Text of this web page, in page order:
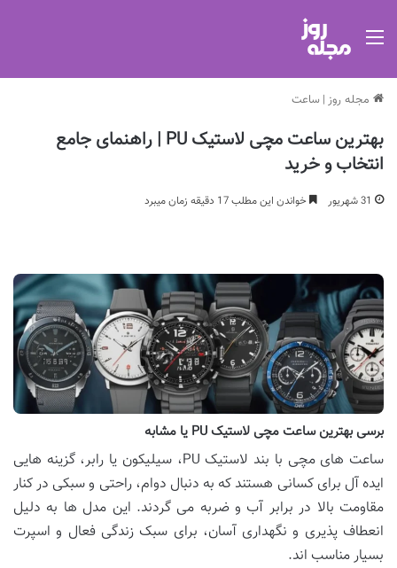
مجله روز | ساعت
بهترین ساعت مچی لاستیک PU | راهنمای جامع
انتخاب و خرید
31 شهریور خواندن این مطلب 17 دقیقه زمان میبرد
برسی بهترین ساعت مچی لاستیک PU یا مشابه
ساعت های مچی با بند لاستیک PU، سیلیکون یا رابر، گزینه هایی
ایده آل برای کسانی هستند که به دنبال دوام، راحتی و سبکی در کنار
مقاومت بالا در برابر آب و ضربه می گردند. این مدل ها به دلیل
انعطاف پذیری و نگهداری آسان، برای سبک زندگی فعال و اسپرت
بسیار مناسب اند.